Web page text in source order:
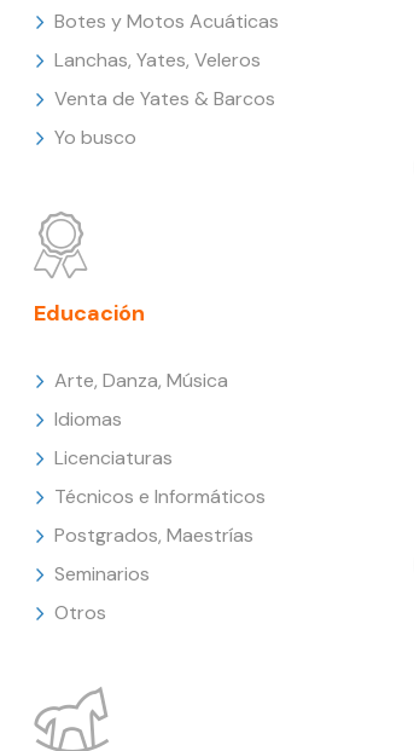
Botes y Motos Acuáticas
Lanchas, Yates, Veleros
Venta de Yates & Barcos
Yo busco
Educación
Arte, Danza, Música
Idiomas
Licenciaturas
Técnicos e Informáticos
Postgrados, Maestrías
Seminarios
Otros